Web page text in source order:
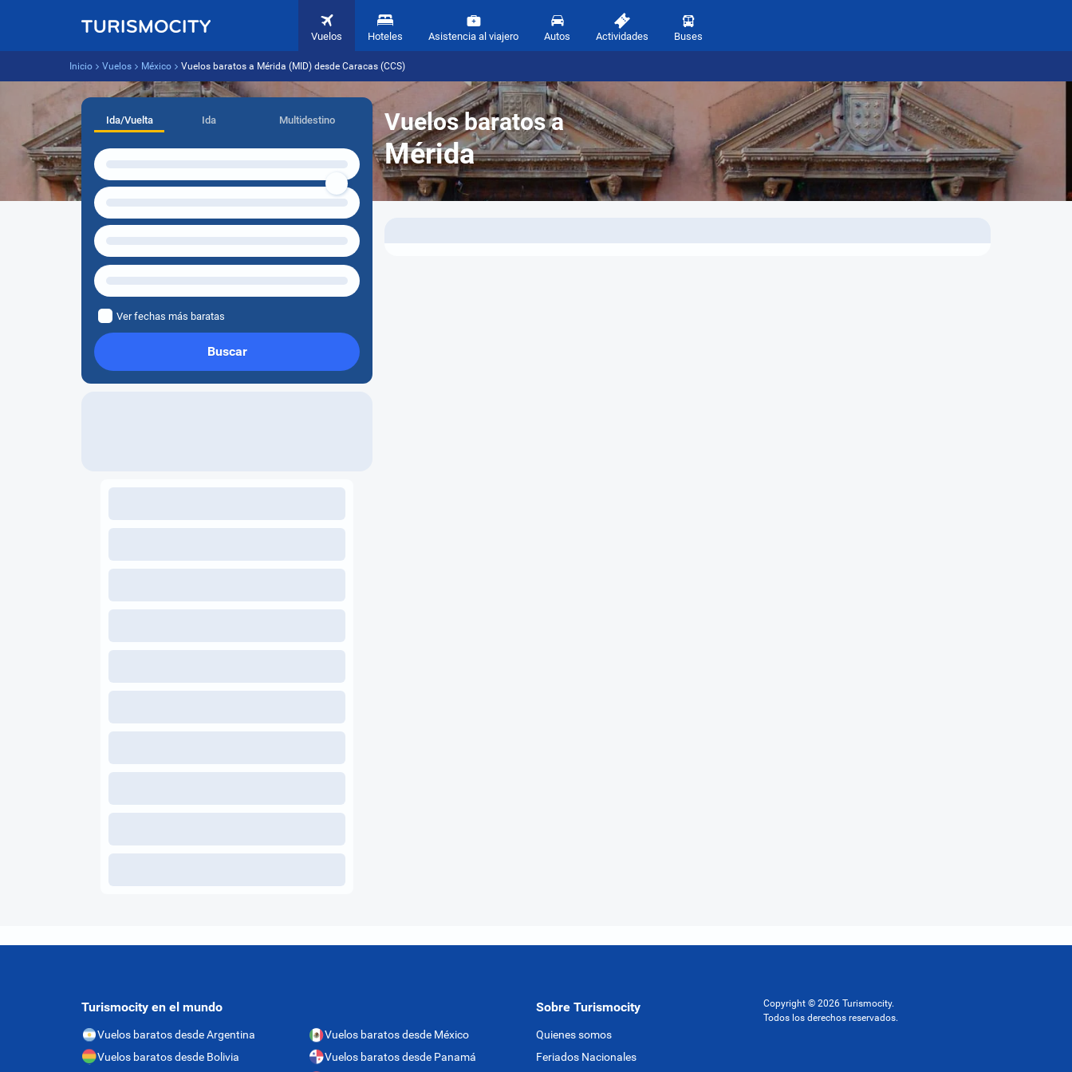
Vuelos Hoteles Asistencia al viajero Autos Actividades Buses
Inicio Vuelos México Vuelos baratos a Mérida (MID) desde Caracas (CCS)
Vuelos baratos a
Mérida
Ida/Vuelta Ida Multidestino
Ver fechas más baratas
Buscar
Turismocity en el mundo
Vuelos baratos desde Argentina
Vuelos baratos desde Bolivia
Vuelos baratos desde México
Vuelos baratos desde Panamá
Sobre Turismocity
Quienes somos
Feriados Nacionales
Copyright © 2026 Turismocity.
Todos los derechos reservados.